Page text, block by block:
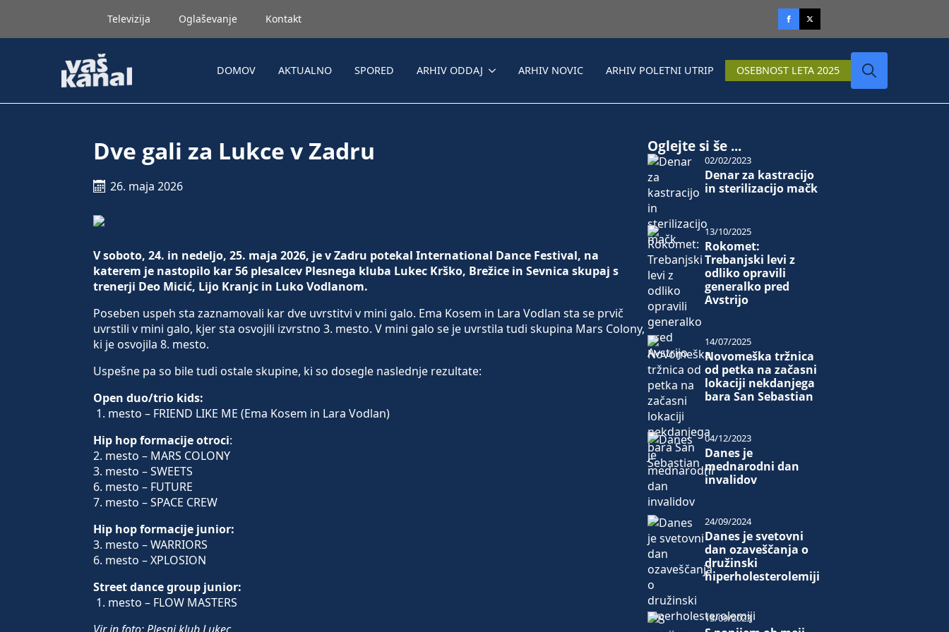
Televizija Oglaševanje Kontakt
DOMOV AKTUALNO SPORED ARHIV ODDAJ ARHIV NOVIC ARHIV POLETNI UTRIP OSEBNOST LETA 2025
Dve gali za Lukce v Zadru
26. maja 2026
V soboto, 24. in nedeljo, 25. maja 2026, je v Zadru potekal International Dance Festival, na
katerem je nastopilo kar 56 plesalcev Plesnega kluba Lukec Krško, Brežice in Sevnica skupaj s
trenerji Deo Micić, Lijo Kranjc in Luko Vodlanom.
Poseben uspeh sta zaznamovali kar dve uvrstitvi v mini galo. Ema Kosem in Lara Vodlan sta se prvič
uvrstili v mini galo, kjer sta osvojili izvrstno 3. mesto. V mini galo se je uvrstila tudi skupina Mars Colony,
ki je osvojila 8. mesto.
Uspešne pa so bile tudi ostale skupine, ki so dosegle naslednje rezultate:
Open duo/trio kids:
1. mesto – FRIEND LIKE ME (Ema Kosem in Lara Vodlan)
Hip hop formacije otroci:
2. mesto – MARS COLONY
3. mesto – SWEETS
6. mesto – FUTURE
7. mesto – SPACE CREW
Hip hop formacije junior:
3. mesto – WARRIORS
6. mesto – XPLOSION
Street dance group junior:
1. mesto – FLOW MASTERS
Oglejte si še ...
Denar za kastracijo
in sterilizacijo mačk
02/02/2023
Rokomet:
Trebanjski levi z
odliko opravili
generalko pred
Avstrijo
13/10/2025
Novomeška tržnica
od petka na začasni
lokaciji nekdanjega
bara San Sebastian
14/07/2025
Danes je
mednarodni dan
invalidov
04/12/2023
Danes je svetovni
dan ozaveščanja o
družinski
hiperholesterolemiji
24/09/2024
13/09/2023